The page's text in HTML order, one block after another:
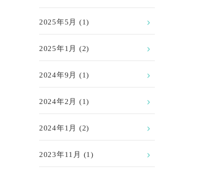
2025年5月 (1)
2025年1月 (2)
2024年9月 (1)
2024年2月 (1)
2024年1月 (2)
2023年11月 (1)